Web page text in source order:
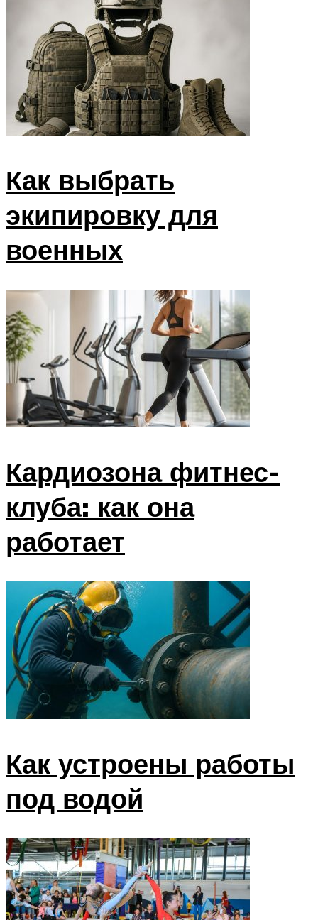
Как выбрать
экипировку для
военных
Кардиозона фитнес-
клуба: как она
работает
Как устроены работы
под водой